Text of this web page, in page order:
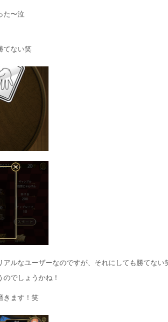
た〜泣
てない笑
アルなユーザーなのですが、それにしても勝てない
でしょうかね！
きます！笑